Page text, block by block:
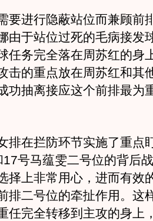
进行隐蔽站位而兼顾前
由于站位过死的毛病接发
任务完全落在周苏红的身
击的重点放在周苏红和其
功抽离接应这个前排最为
在拦防环节实施了重点
号马蕴雯二号位的背后
择上非常用心，进而有效
排二号位的牵扯作用。这
任完全转移到主攻的身上